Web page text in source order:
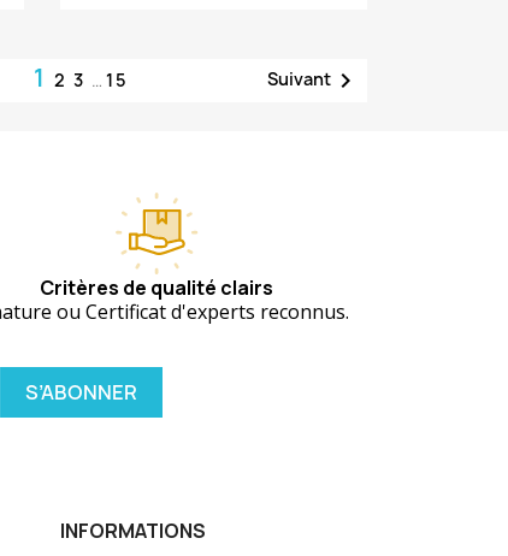
123 … 15 Suivant
Critères de qualité clairs
ou Certificat d'experts reconnus.
INFORMATIONS